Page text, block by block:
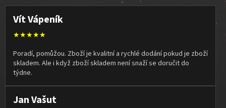
Vít Vápeník
★★★★★
Poradí, pomůžou. Zboží je kvalitní a rychlé dodání pokud je zboží
skladem. Ale i když zboží skladem není snaží se doručit do
týdne.
Jan Vašut